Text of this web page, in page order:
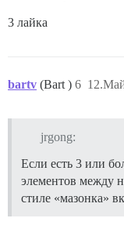
3 лайка
bartv (Bart ) 6
jrgong:
Если есть 3 или
элементов между
стиле «мазонка»